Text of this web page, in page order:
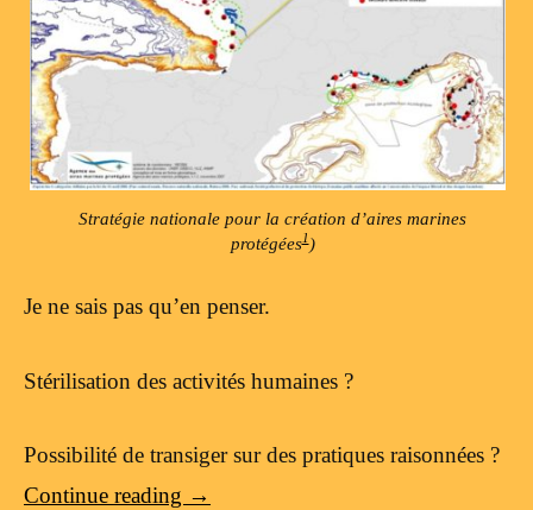
Stratégie nationale pour la création d’aires marines
protégées1)
Je ne sais pas qu’en penser.
Stérilisation des activités humaines ?
Possibilité de transiger sur des pratiques raisonnées ?
Continue reading →